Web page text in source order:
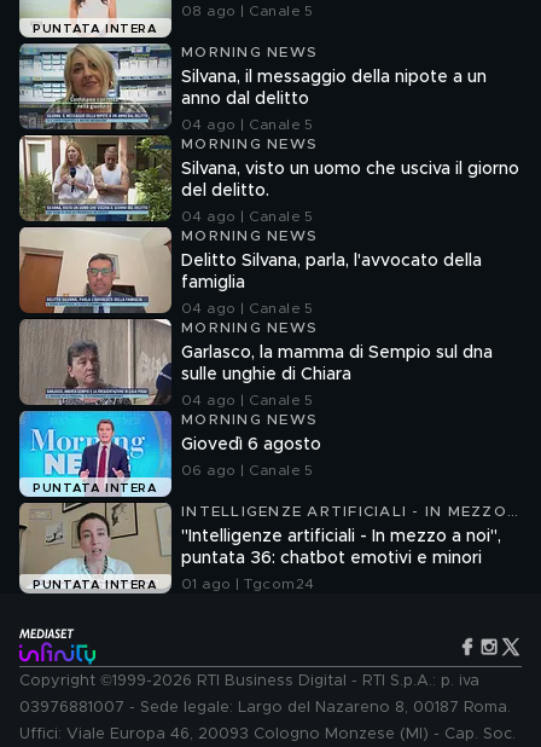
PUNTATA INTERA
08 ago | Canale 5
MORNING NEWS
Silvana, il messaggio della nipote a un
anno dal delitto
04 ago | Canale 5
MORNING NEWS
Silvana, visto un uomo che usciva il giorno
del delitto.
04 ago | Canale 5
MORNING NEWS
Delitto Silvana, parla, l'avvocato della
famiglia
04 ago | Canale 5
MORNING NEWS
Garlasco, la mamma di Sempio sul dna
sulle unghie di Chiara
04 ago | Canale 5
PUNTATA INTERA
MORNING NEWS
Giovedì 6 agosto
06 ago | Canale 5
PUNTATA INTERA
INTELLIGENZE ARTIFICIALI - IN MEZZO
A NOI
"Intelligenze artificiali - In mezzo a noi",
puntata 36: chatbot emotivi e minori
01 ago | Tgcom24
Copyright ©1999-2026 RTI Business Digital - RTI S.p.A.: p. iva
03976881007 - Sede legale: Largo del Nazareno 8, 00187 Roma.
Uffici: Viale Europa 46, 20093 Cologno Monzese (MI) - Cap. Soc.